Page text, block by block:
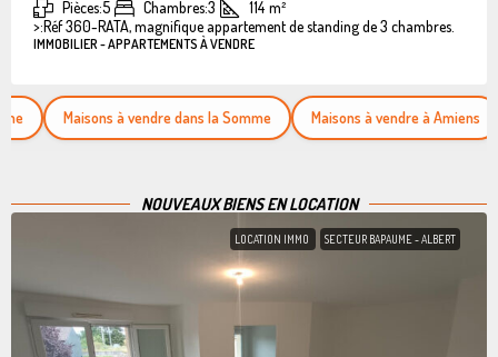
Pièces:5 Chambres:3 114 m²
>:Réf 360-RATA, magnifique appartement de standing de 3 chambres.
IMMOBILIER - APPARTEMENTS À VENDRE
Maisons à vendre dans la Somme Maisons à vendre à Amiens
NOUVEAUX BIENS EN LOCATION
LOCATION IMMO SECTEUR BAPAUME - ALBERT